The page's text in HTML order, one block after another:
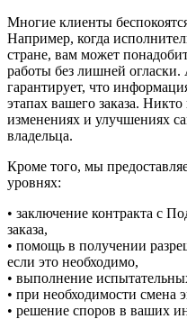
Многие клиенты
Например, когда
стране, вам может
работы без лишней
гарантирует, что
этапах вашего заказа.
изменениях и улучшениях
владельца.
Кроме того, мы
уровнях:
• заключение контракта с
заказа,
• помощь в получении
если это необходимо,
• выполнение
• при необходимости смена
• решение споров в ваших